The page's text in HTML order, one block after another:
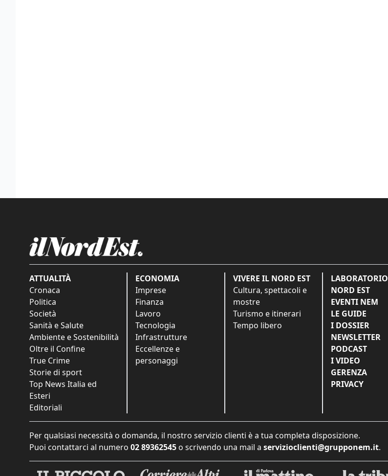
ATTUALITÀ
Cronaca
Politica
Società
Sanità e Salute
Ambiente e Sostenibilità
Oltre il Confine
True Crime
Storie di sport
Top News Italia ed
Esteri
Editoriali
ECONOMIA
Imprese
Finanza
Lavoro
Tecnologia
Infrastrutture
Eccellenze e
personaggi
VIVERE IL NORD EST
Cultura, spettacoli e
mostre
Turismo e itinerari
Tempo libero
LABORATORIO
NORD EST
EVENTI NEM
LE GUIDE
I DOSSIER
NEWSLETTER
PODCAST
I VIDEO
GERENZA
PRIVACY
Per qualsiasi necessità o domanda, il nostro servizio clienti è a tua completa disposizione.
Puoi contattarci al numero 02 89362545 o scrivendo una mail a servizioclienti@grupponem.it.